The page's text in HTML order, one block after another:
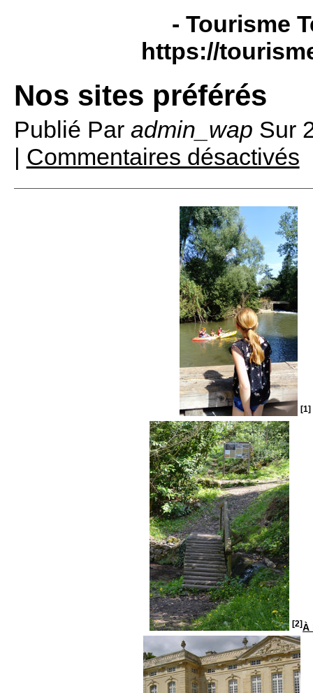
- Tourisme
https://
Nos sites préférés
Publié Par admin_wap Sur
| Commentaires désactivés
[1]
[2]À